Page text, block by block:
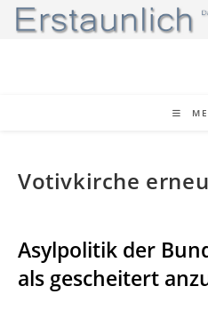
Zum
Inhalt
Votivkirche
Asylpolitik der
als gescheitert